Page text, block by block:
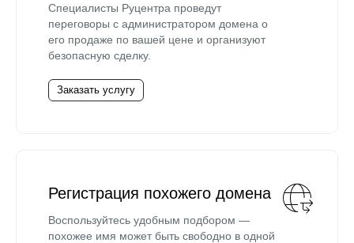
Специалисты Руцентра проведут
переговоры с администратором домена о
его продаже по вашей цене и организуют
безопасную сделку.
Заказать услугу
Регистрация похожего домена
Воспользуйтесь удобным подбором —
похожее имя может быть свободно в одной